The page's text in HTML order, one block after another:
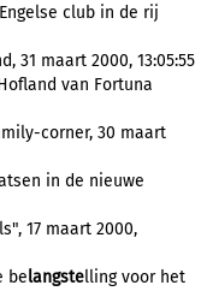
club in de rij
31 maart 2000, 13:05:55
van Fortuna
corner, 30 maart
in de nieuwe
17 maart 2000,
belangstelling voor het